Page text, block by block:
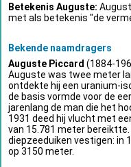
Betekenis Auguste:
met als betekenis "de
Bekende naamdragers
Auguste Piccard (1884-
Auguste was twee meter
ontdekte hij een uranium-
de basis vormde voor de
jarenlang de man die het
1931 deed hij vlucht met
van 15.781 meter
diepzeeduiken vestigen: in
op 3150 meter.